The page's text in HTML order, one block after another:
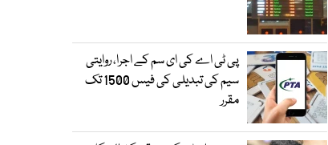
پی ٹی اے کی ای سم کے اجرا، روایتی
سیم کی تبدیلی کی فیس 1500 تک
مقرر